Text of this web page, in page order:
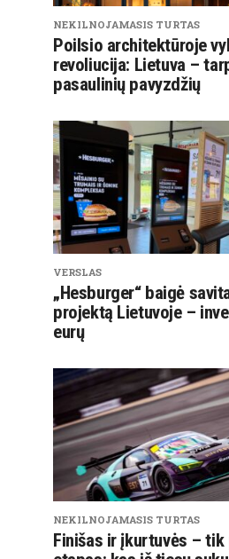
NEKILNOJAMASIS TURTAS
Poilsio architektūroje
revoliucija: Lietuva –
pasaulinių pavyzdžių
VERSLAS
„Hesburger“ baigė
projektą Lietuvoje –
eurų
NEKILNOJAMASIS TURTAS
Finišas ir įkurtuvės –